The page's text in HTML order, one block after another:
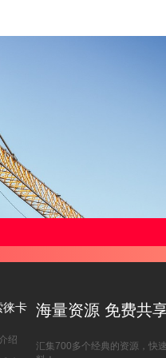
徕卡
绍
海量资源 免费共
汇集700多个经典的资源，快